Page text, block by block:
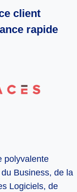
client
rapide
polyvalente
Business, de la
Logiciels, de